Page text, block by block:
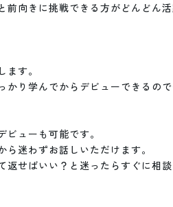
前向きに挑戦できる方がどんどん
す。
かり学んでからデビューできるの
ューも可能です。
迷わずお話しいただけます。
せばいい？と迷ったらすぐに相談